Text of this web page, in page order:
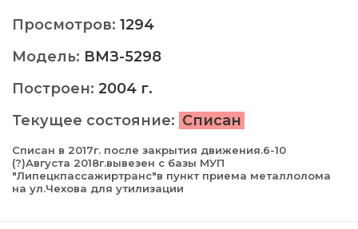
Просмотров: 1294
Модель: ВМЗ-5298
Построен: 2004 г.
Текущее состояние: Списан
Списан в 2017г. после закрытия движения.6-10
(?)Августа 2018г.вывезен с базы МУП
"Липецкпассажиртранс"в пункт приема металлолома
на ул.Чехова для утилизации